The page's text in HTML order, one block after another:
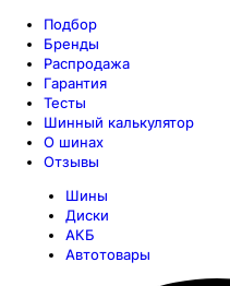
Подбор
Бренды
Распродажа
Гарантия
Тесты
Шинный калькулятор
О шинах
Отзывы
Шины
Диски
АКБ
Автотовары